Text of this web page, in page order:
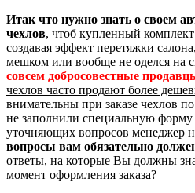
Итак что нужно знать о своем
чехлов, чтоб купленный комплект
создавая эффект перетяжки салона
мешком или вообще не оделся на
совсем добросовестные
чехлов часто продают более
внимательны при заказе чехлов
не заполнили специальную форму
уточняющих вопросов менеджер
вопросы вам обязательно
ответы, на которые Вы должны
момент оформления заказа?